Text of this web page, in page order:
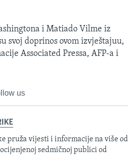
i Matiado Vilme iz
svoj doprinos ovom izvještajuu,
Associated Pressa, AFP-a i
us
pruža vijesti i informacije na više od
sedmičnoj publici od